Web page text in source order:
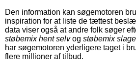
Den information kan søgemotoren
inspiration for at liste de tættest
data viser også at andre folk søger
støbemix hent selvog støbemix
har søgemotoren yderligere taget i
flere millioner af tilbud.